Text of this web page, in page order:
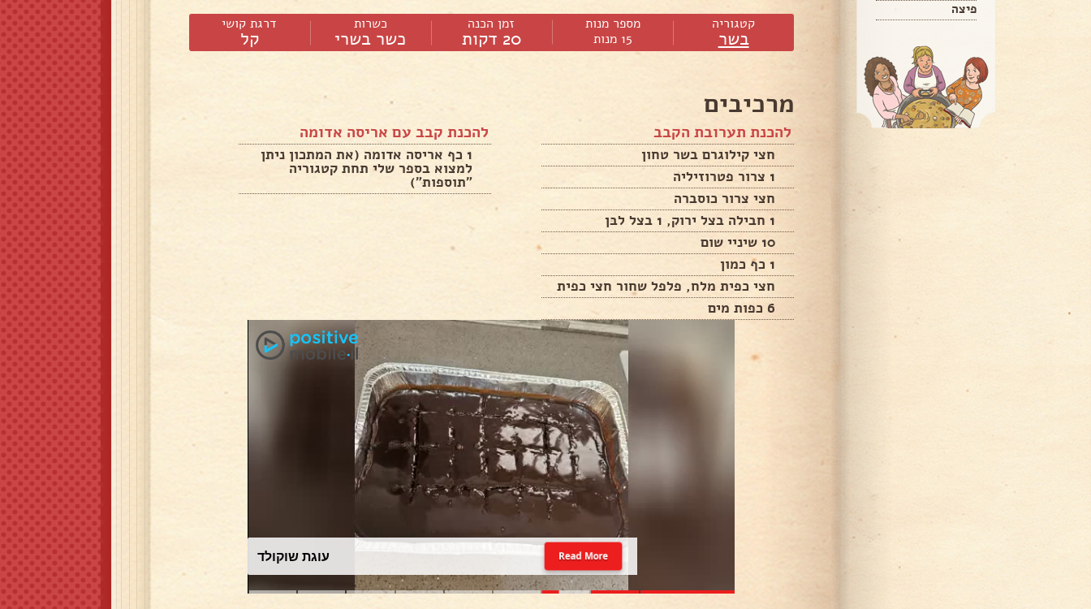
פיצה
קטגוריה
בשר
מספר מנות
15 מנות
זמן הכנה
20 דקות
כשרות
כשר בשרי
דרגת קושי
קל
מרכיבים
להכנת תערובת הקבב
חצי קילוגרם בשר טחון
1 צרור פטרוזיליה
חצי צרור כוסברה
1 חבילה בצל ירוק, 1 בצל לבן
10 שיניי שום
1 כף כמון
חצי כפית מלח, פלפל שחור חצי כפית
6 כפות מים
להכנת קבב עם אריסה אדומה
1 כף אריסה אדומה (את המתכון ניתן
למצוא בספר שלי תחת קטגוריה
״תוספות״)
עוגת שוקולד Read More